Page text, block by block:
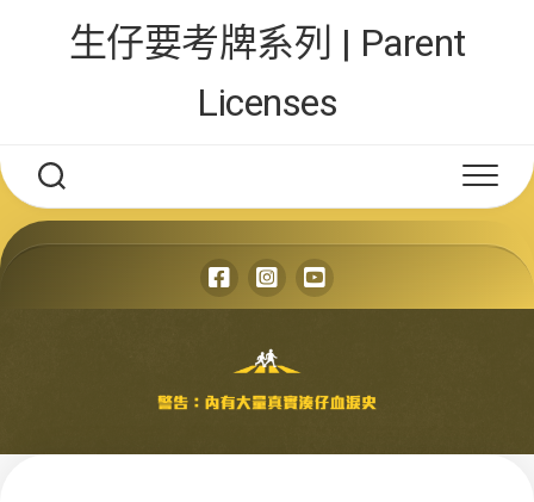
生仔要考牌系列 | Parent
Licenses